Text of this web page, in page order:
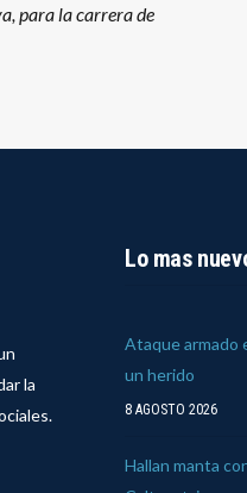
para la carrera de
la
Lo mas
Ataque armado
un herido
8 AGOSTO 2026
Hallan manta